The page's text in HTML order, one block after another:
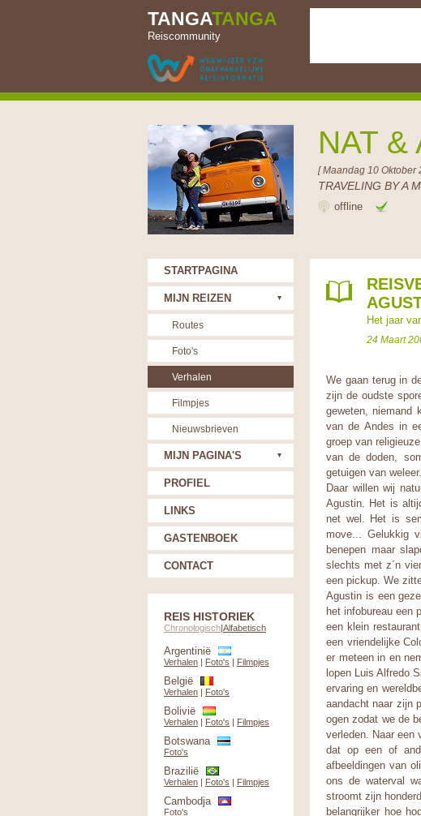
TANGATANGA
Reiscommunity
NAT &
[ Maandag 10 Oktober
TRAVELING BY A
offline
Het jaar
24 Maart
We gaan terug in
zijn de oudste
geweten, niemand
van de Andes in
groep van
van de doden,
getuigen van
Daar willen wij
Agustin. Het is
net wel. Het is
move... Gelukkig
benepen maar
slechts met z´n
een pickup. We
Agustin is een
het infobureau een
een klein
een vriendelijke
er meteen in en
lopen Luis Alfredo
ervaring en
aandacht naar zijn
ogen zodat we de
verleden. Naar een
dat op een of
afbeeldingen van
ons de waterval
stroomt zijn
belangrijker hoe
STARTPAGINA
MIJN REIZEN
Routes
Foto's
Verhalen
Filmpjes
Nieuwsbrieven
MIJN PAGINA'S
PROFIEL
LINKS
GASTENBOEK
CONTACT
REIS HISTORIEK
Chronologisch|Alfabetisch
Argentinië
Verhalen | Foto's | Filmpjes
België
Verhalen | Foto's
Bolivië
Verhalen | Foto's | Filmpjes
Botswana
Foto's
Brazilië
Verhalen | Foto's | Filmpjes
Cambodja
Foto's